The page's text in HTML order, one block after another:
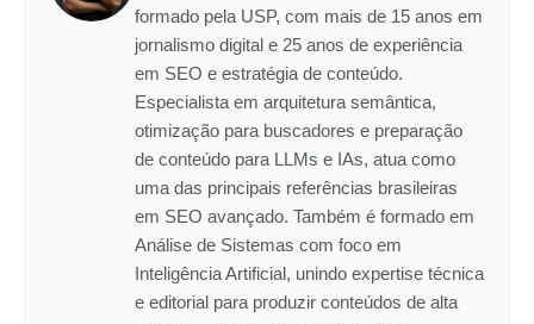
formado pela USP, com mais de 15 anos em
jornalismo digital e 25 anos de experiência
em SEO e estratégia de conteúdo.
Especialista em arquitetura semântica,
otimização para buscadores e preparação
de conteúdo para LLMs e IAs, atua como
uma das principais referências brasileiras
em SEO avançado. Também é formado em
Análise de Sistemas com foco em
Inteligência Artificial, unindo expertise técnica
e editorial para produzir conteúdos de alta